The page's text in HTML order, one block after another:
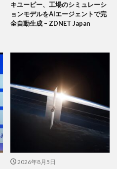
キユーピー、工場のシミュレーシ
ョンモデルをAIエージェントで完
全自動生成 – ZDNET Japan
2026年8月5日